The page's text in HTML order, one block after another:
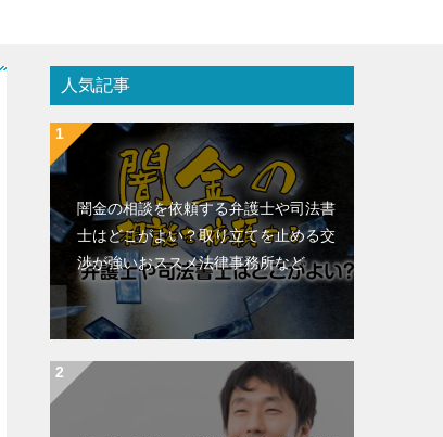
人気記事
闇金の相談を依頼する弁護士や司法書
士はどこがよい？取り立てを止める交
渉が強いおススメ法律事務所など